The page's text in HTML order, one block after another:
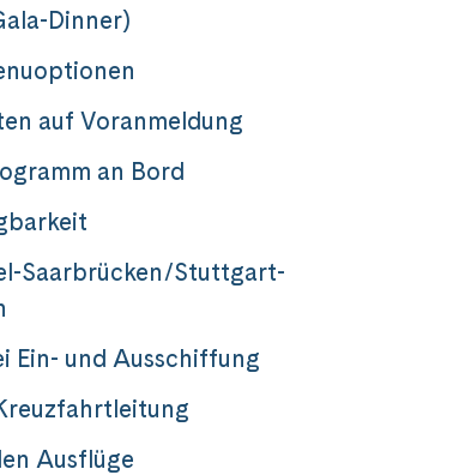
Dinner)
auf Voranmeldung
an Bord
Saarbrücken/Stuttgart-
Ein- und Ausschiffung
Ausflüge